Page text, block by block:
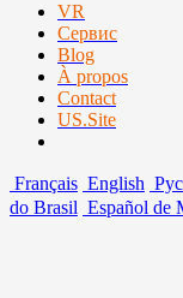
VR
Сервис
Blog
À propos
Contact
US.Site
Français English
do Brasil Español de